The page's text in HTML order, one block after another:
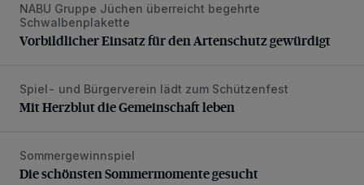
Vorbildlicher Einsatz für den Artenschutz gewürdigt
NABU Gruppe Jüchen überreicht begehrte
Schwalbenplakette
Vorbildlicher Einsatz für den Artenschutz gewürdigt
Mit Herzblut die Gemeinschaft leben
Spiel- und Bürgerverein lädt zum Schützenfest
Mit Herzblut die Gemeinschaft leben
Die schönsten Sommermomente gesucht
Sommergewinnspiel
Die schönsten Sommermomente gesucht